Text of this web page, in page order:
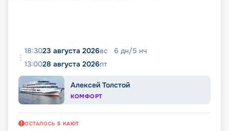
18:3023 августа 2026вс 6 дн/5 нч
13:0028 августа 2026пт
Алексей Толстой
КОМФОРТ
ОСТАЛОСЬ 5 КАЮТ